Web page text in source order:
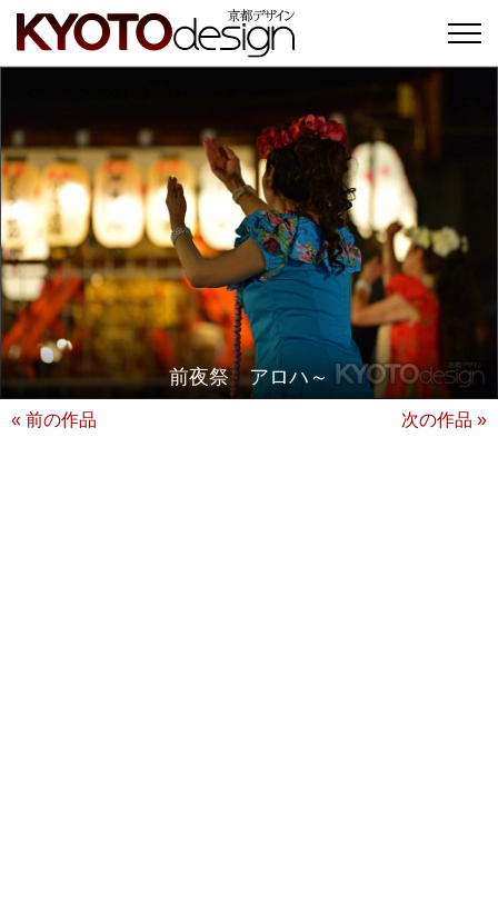
前夜祭 アロハ～
« 前の作品 次の作品 »